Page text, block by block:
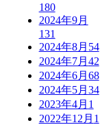
180
2024年9月
131
2024年8月 54
2024年7月 42
2024年6月 68
2024年5月 34
2023年4月 1
2022年12月 1